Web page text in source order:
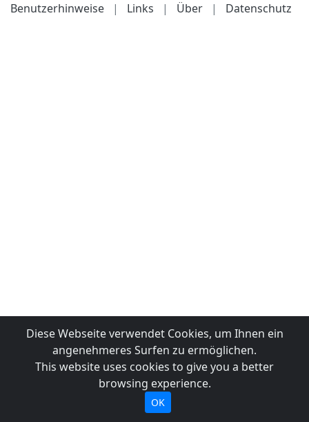
Benutzerhinweise
| Links | Über | Datenschutz
Diese Webseite verwendet Cookies, um Ihnen ein
angenehmeres Surfen zu ermöglichen.
This website uses cookies to give you a better
browsing experience.
OK